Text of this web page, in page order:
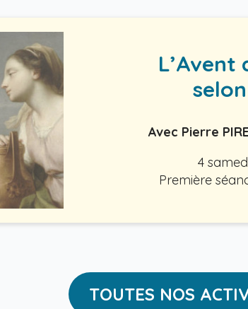
L’Avent
Avec Pierre
4
Première
TOUTES NOS